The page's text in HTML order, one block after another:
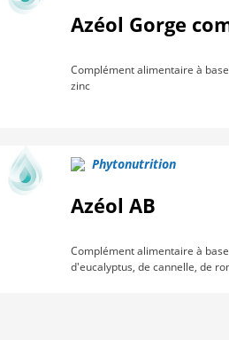
Azéol Gorge
Complément alimentaire à
zinc
Phytonutrition
Azéol AB
Complément alimentaire à
d'eucalyptus, de cannelle, de